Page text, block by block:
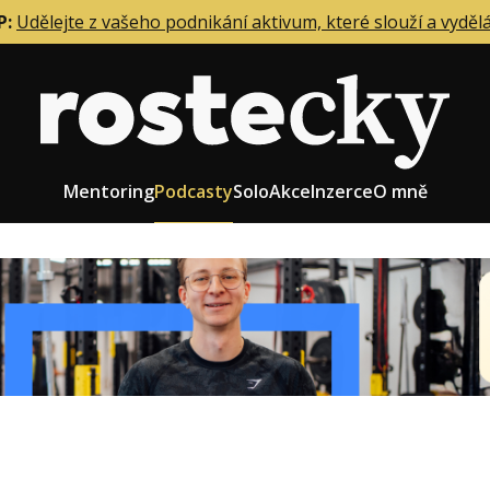
Udělejte z vašeho podnikání aktivum, které slouží a
MentoringPodcastySoloAkceInzerceO mně
firmy
zaměstnanců
Role zakladatele/CEO
Růst firmy